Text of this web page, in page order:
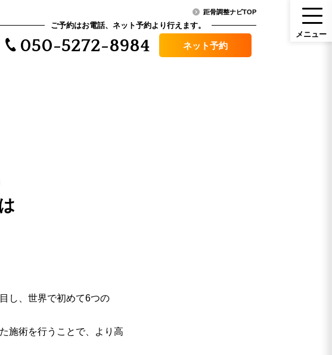
ご予約はお電話、ネット予約より行えます。
050-5272-8984 ネット予約
距骨調整ナビTOP
メ ニュー
し、世界で初めて6つの
施術を行うことで、より高